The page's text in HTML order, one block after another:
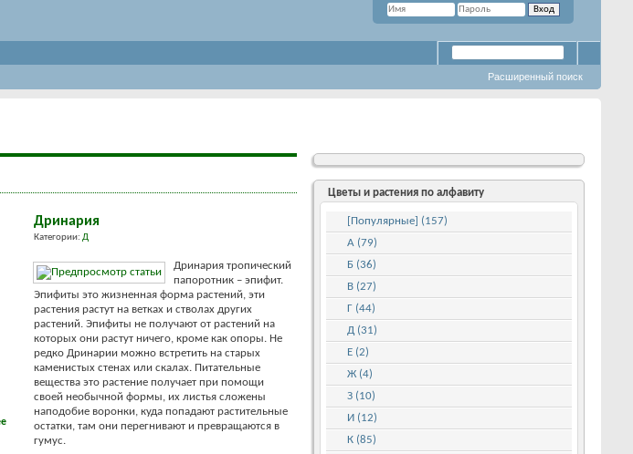
Расширенный поиск
Дринария
Категории: Д
Дринария тропический
папоротник – эпифит.
Эпифиты это жизненная форма растений, эти
растения растут на ветках и стволах других
растений. Эпифиты не получают от растений на
которых они растут ничего, кроме как опоры. Не
редко Дринарии можно встретить на старых
каменистых стенах или скалах. Питательные
вещества это растение получает при помощи
своей необычной формы, их листья сложены
наподобие воронки, куда попадают растительные
остатки, там они перегнивают и превращаются в
гумус.
Цветы и растения по алфавиту
[Популярные] (157)
А (79)
Б (36)
В (27)
Г (44)
Д (31)
Е (2)
Ж (4)
З (10)
И (12)
К (85)